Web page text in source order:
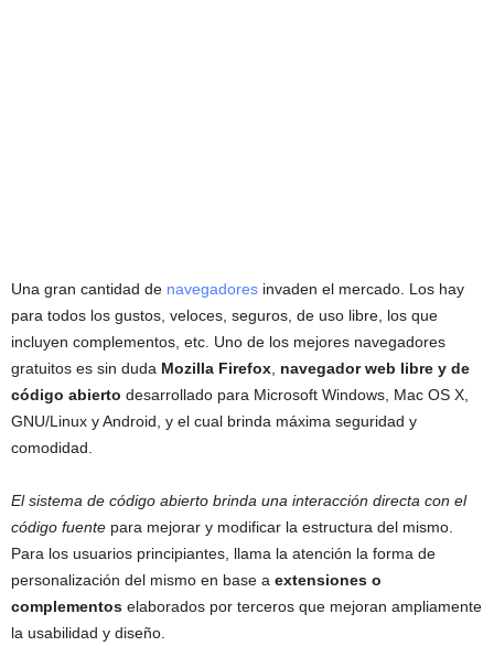
Una gran cantidad de navegadores invaden el mercado. Los hay
para todos los gustos, veloces, seguros, de uso libre, los que
incluyen complementos, etc. Uno de los mejores navegadores
gratuitos es sin duda Mozilla Firefox navegador web libre y de
código abierto desarrollado para Microsoft Windows, Mac OS X,
GNU/Linux y Android, y el cual brinda máxima seguridad y
comodidad.
El sistema de código abierto brinda una interacción directa con el
código fuente para mejorar y modificar la estructura del mismo.
Para los usuarios principiantes, llama la atención la forma de
personalización del mismo en base a extensiones o
complementos elaborados por terceros que mejoran ampliamente
la usabilidad y diseño.